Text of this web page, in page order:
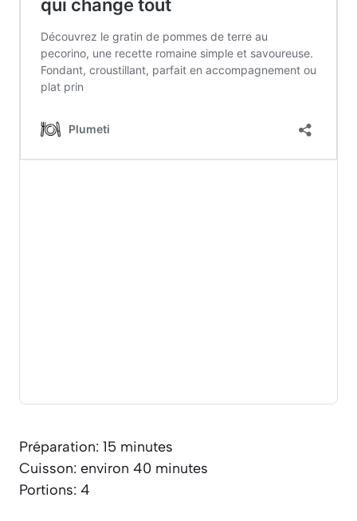
Préparation: 15 minutes
Cuisson: environ 40 minutes
Portions: 4